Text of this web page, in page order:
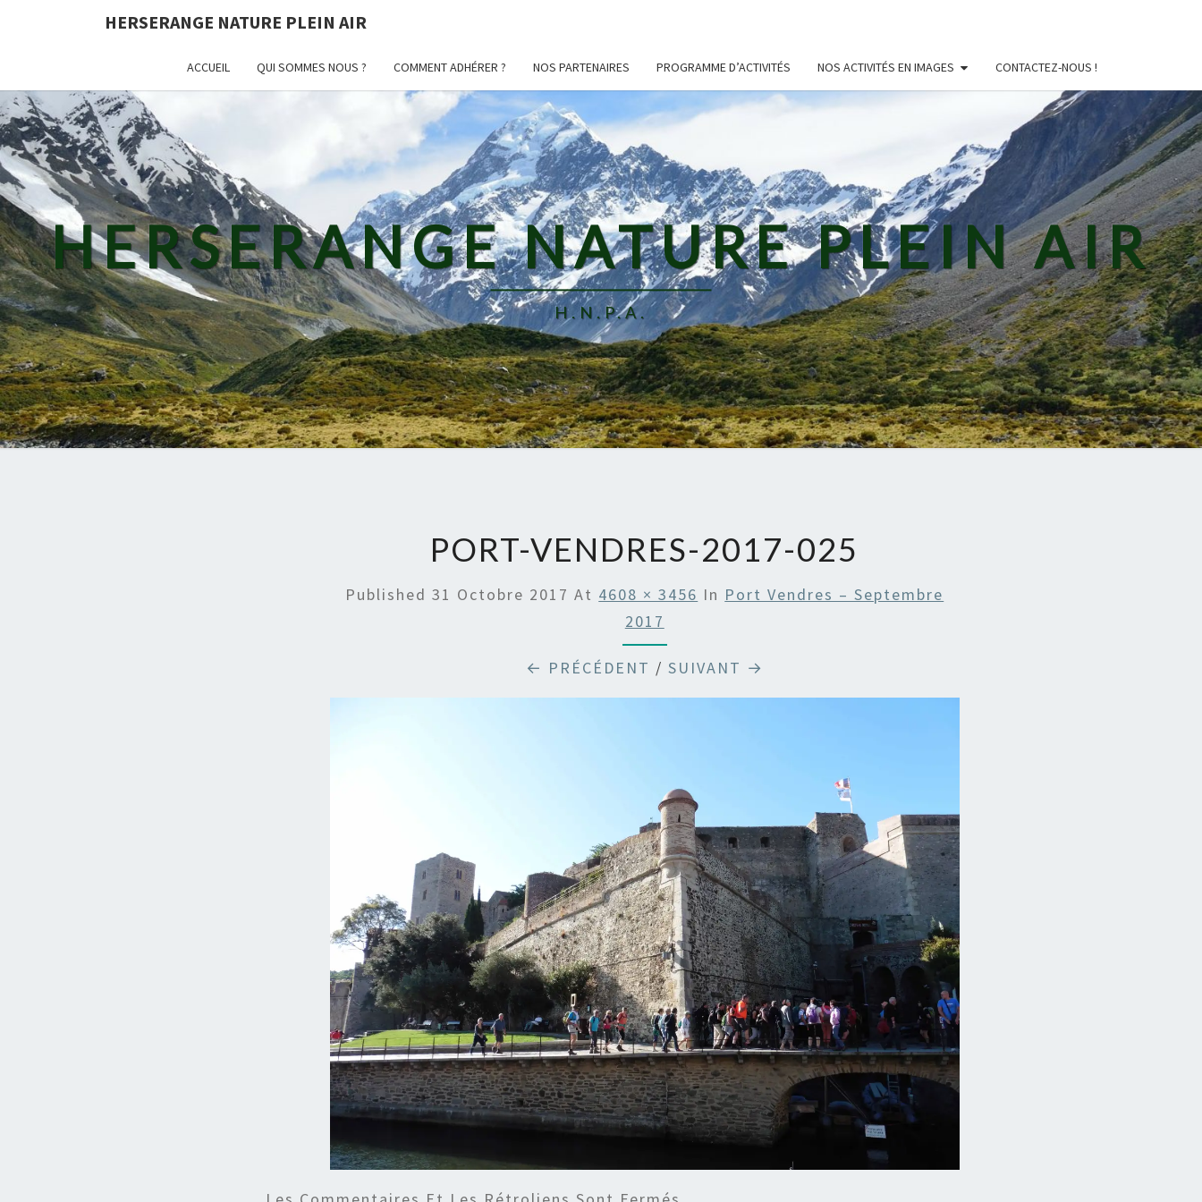
HERSERANGE NATURE PLEIN AIR
ACCUEIL QUI SOMMES NOUS ? COMMENT ADHÉRER ? NOS PARTENAIRES PROGRAMME D’ACTIVITÉS NOS ACTIVITÉS EN IMAGES CONTACTEZ-NOUS !
HERSERANGE NATURE PLEIN AIR
H.N.P.A.
PORT-VENDRES-2017-025
Published31 Octobre 2017 At 4608 × 3456 In Port Vendres – Septembre
2017
← PRÉCÉDENT / SUIVANT →